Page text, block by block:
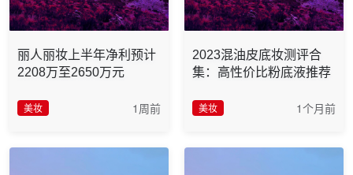
丽人丽妆上半年净利预计
2208万至2650万元
美妆 1周前
2023混油皮底妆测评合
集：高性价比粉底液推荐
美妆 1个月前